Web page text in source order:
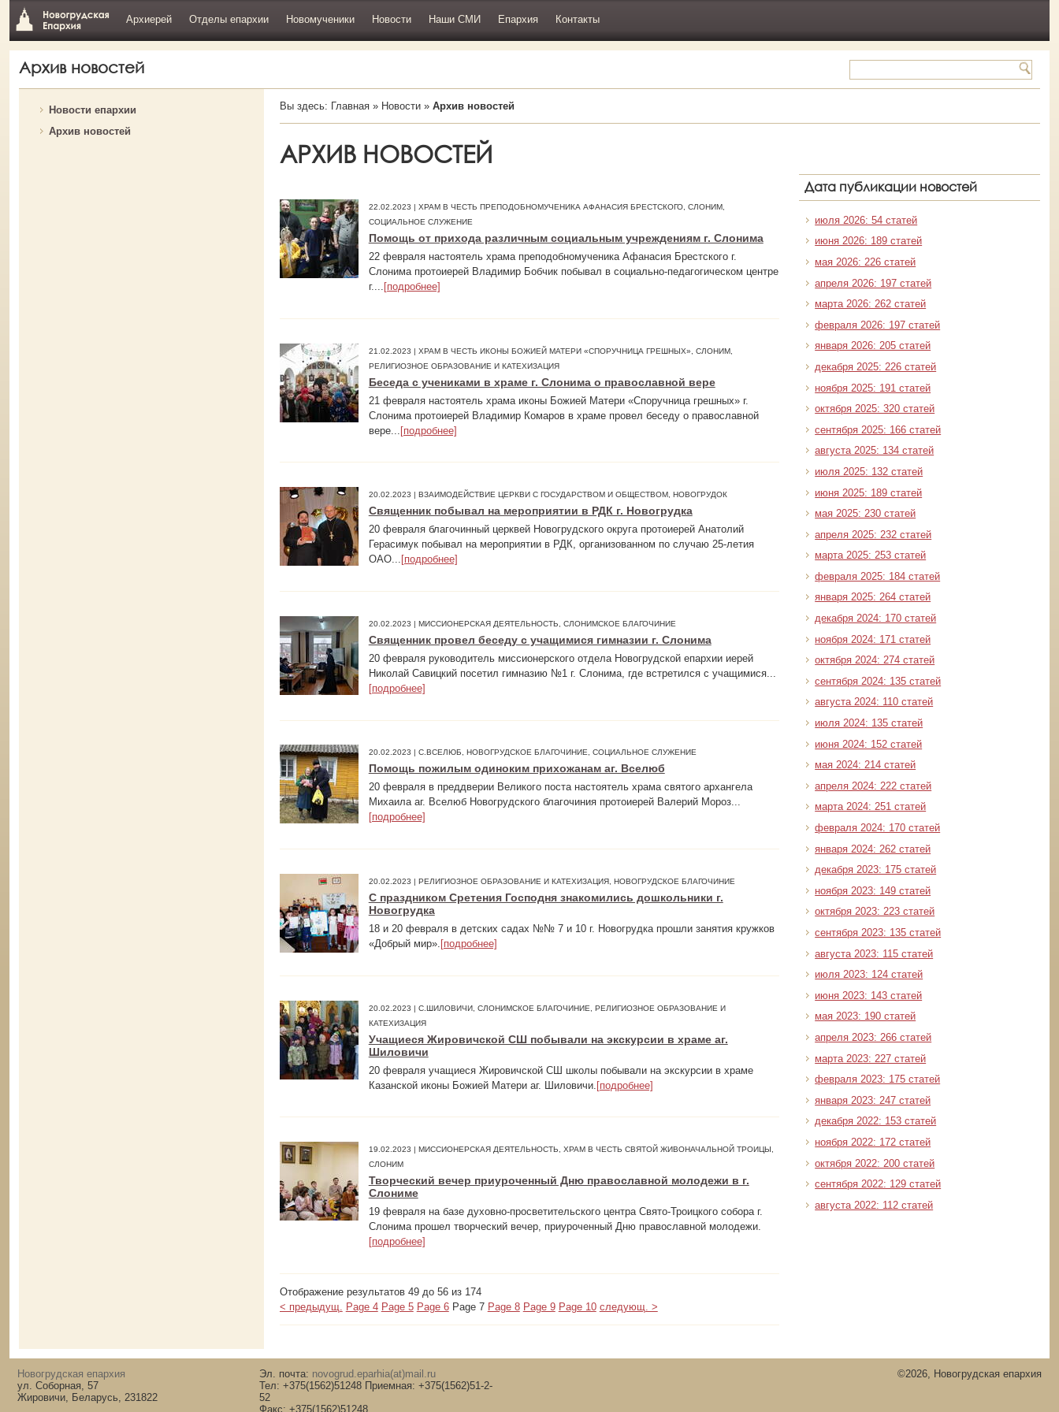
Архиерей Отделы епархии Новомученики Новости Наши СМИ Епархия Контакты
Архив новостей
Новости епархии
Архив новостей
Вы здесь: Главная» Новости» Архив новостей
АРХИВ НОВОСТЕЙ
22.02.2023 | ХРАМ В ЧЕСТЬ ПРЕПОДОБНОМУЧЕНИКА АФАНАСИЯ БРЕСТСКОГО, СЛОНИМ,
СОЦИАЛЬНОЕ СЛУЖЕНИЕ
Помощь от прихода различным социальным учреждениям г. Слонима
22 февраля настоятель храма преподобномученика Афанасия Брестского г.
Слонима протоиерей Владимир Бобчик побывал в социально-педагогическом центре
г.... [подробнее]
21.02.2023 | ХРАМ В ЧЕСТЬ ИКОНЫ БОЖИЕЙ МАТЕРИ «СПОРУЧНИЦА ГРЕШНЫХ», СЛОНИМ,
РЕЛИГИОЗНОЕ ОБРАЗОВАНИЕ И КАТЕХИЗАЦИЯ
Беседа с учениками в храме г. Слонима о православной вере
21 февраля настоятель храма иконы Божией Матери «Споручница грешных» г.
Слонима протоиерей Владимир Комаров в храме провел беседу о православной
вере... [подробнее]
20.02.2023 | ВЗАИМОДЕЙСТВИЕ ЦЕРКВИ С ГОСУДАРСТВОМ И ОБЩЕСТВОМ, НОВОГРУДОК
Священник побывал на мероприятии в РДК г. Новогрудка
20 февраля благочинный церквей Новогрудского округа протоиерей Анатолий
Герасимук побывал на мероприятии в РДК, организованном по случаю 25-летия
ОАО... [подробнее]
20.02.2023 | МИССИОНЕРСКАЯ ДЕЯТЕЛЬНОСТЬ, СЛОНИМСКОЕ БЛАГОЧИНИЕ
Священник провел беседу с учащимися гимназии г. Слонима
20 февраля руководитель миссионерского отдела Новогрудской епархии иерей
Николай Савицкий посетил гимназию №1 г. Слонима, где встретился с учащимися...
[подробнее]
20.02.2023 | С.ВСЕЛЮБ, НОВОГРУДСКОЕ БЛАГОЧИНИЕ, СОЦИАЛЬНОЕ СЛУЖЕНИЕ
Помощь пожилым одиноким прихожанам аг. Вселюб
20 февраля в преддверии Великого поста настоятель храма святого архангела
Михаила аг. Вселюб Новогрудского благочиния протоиерей Валерий Мороз...
[подробнее]
20.02.2023 | РЕЛИГИОЗНОЕ ОБРАЗОВАНИЕ И КАТЕХИЗАЦИЯ, НОВОГРУДСКОЕ БЛАГОЧИНИЕ
С праздником Сретения Господня знакомились дошкольники г.
Новогрудка
18 и 20 февраля в детских садах №№ 7 и 10 г. Новогрудка прошли занятия кружков
«Добрый мир». [подробнее]
20.02.2023 | С.ШИЛОВИЧИ, СЛОНИМСКОЕ БЛАГОЧИНИЕ, РЕЛИГИОЗНОЕ ОБРАЗОВАНИЕ И
КАТЕХИЗАЦИЯ
Учащиеся Жировичской СШ побывали на экскурсии в храме аг.
Шиловичи
20 февраля учащиеся Жировичской СШ школы побывали на экскурсии в храме
Казанской иконы Божией Матери аг. Шиловичи. [подробнее]
19.02.2023 | МИССИОНЕРСКАЯ ДЕЯТЕЛЬНОСТЬ, ХРАМ В ЧЕСТЬ СВЯТОЙ ЖИВОНАЧАЛЬНОЙ ТРОИЦЫ,
СЛОНИМ
Творческий вечер приуроченный Дню православной молодежи в г.
Слониме
19 февраля на базе духовно-просветительского центра Свято-Троицкого собора г.
Слонима прошел творческий вечер, приуроченный Дню православной молодежи.
[подробнее]
Отображение результатов 49 до 56 из 174
< предыдущ.
Page 4 Page 5 Page 6 Page 7 Page 8 Page 9 Page 10 следующ. >
Дата публикации новостей
июля 2026: 54 статей
июня 2026: 189 статей
мая 2026: 226 статей
апреля 2026: 197 статей
марта 2026: 262 статей
февраля 2026: 197 статей
января 2026: 205 статей
декабря 2025: 226 статей
ноября 2025: 191 статей
октября 2025: 320 статей
сентября 2025: 166 статей
августа 2025: 134 статей
июля 2025: 132 статей
июня 2025: 189 статей
мая 2025: 230 статей
апреля 2025: 232 статей
марта 2025: 253 статей
февраля 2025: 184 статей
января 2025: 264 статей
декабря 2024: 170 статей
ноября 2024: 171 статей
октября 2024: 274 статей
сентября 2024: 135 статей
августа 2024: 110 статей
июля 2024: 135 статей
июня 2024: 152 статей
мая 2024: 214 статей
апреля 2024: 222 статей
марта 2024: 251 статей
февраля 2024: 170 статей
января 2024: 262 статей
декабря 2023: 175 статей
ноября 2023: 149 статей
октября 2023: 223 статей
сентября 2023: 135 статей
августа 2023: 115 статей
июля 2023: 124 статей
июня 2023: 143 статей
мая 2023: 190 статей
апреля 2023: 266 статей
марта 2023: 227 статей
февраля 2023: 175 статей
января 2023: 247 статей
декабря 2022: 153 статей
ноября 2022: 172 статей
октября 2022: 200 статей
сентября 2022: 129 статей
августа 2022: 112 статей
Новогрудская епархия
ул. Соборная, 57
Жировичи, Беларусь, 231822
Эл. почта: novogrud.eparhia(at)mail.ru
Тел: +375(1562)51248 Приемная: +375(1562)51-2-
52
Факс: +375(1562)51248
©2026, Новогрудская епархия